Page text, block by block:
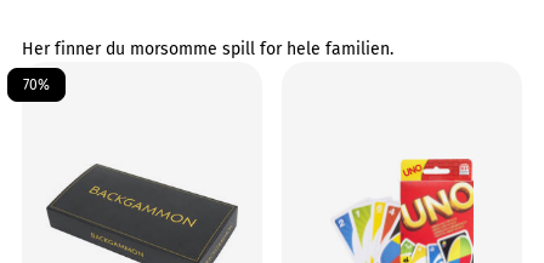
Her finner du morsomme spill for hele familien.
70%